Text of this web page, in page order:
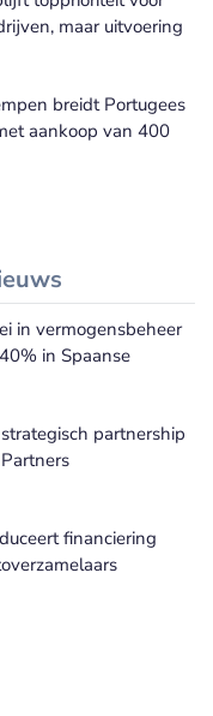
maar uitvoering
breidt Portugees
aankoop van 400
Management nieuws
in vermogensbeheer
in Spaanse
partnership
financiering